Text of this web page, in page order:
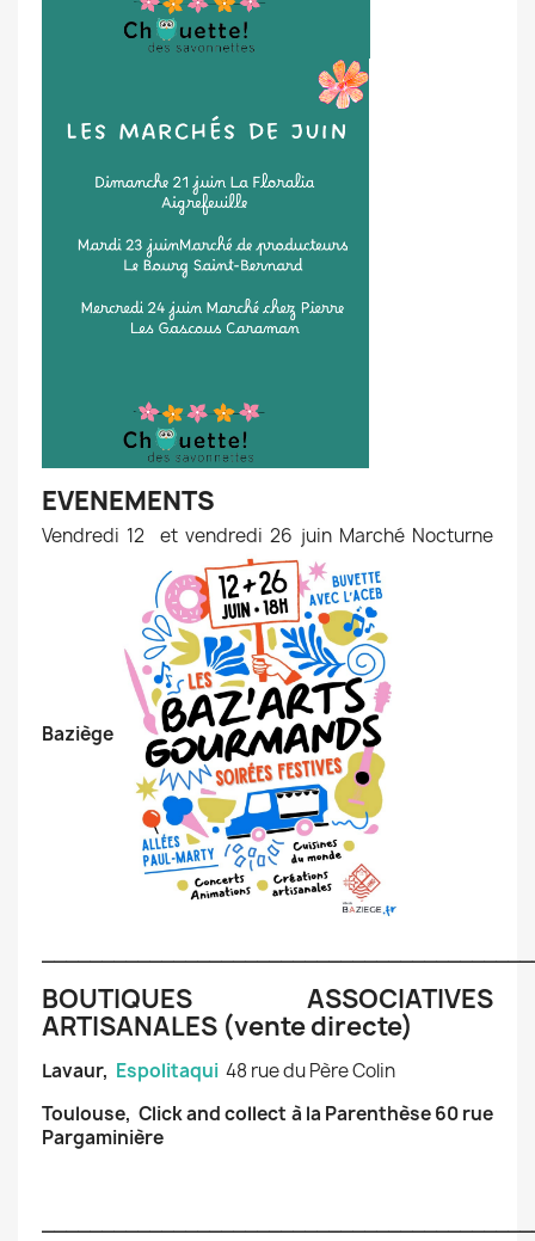
EVENEMENTS
Vendredi 12 et vendredi 26 juin Marché Nocturne
Baziège
BOUTIQUES ASSOCIATIVES
ARTISANALES (vente directe)
Lavaur, Espolitaqui 48 rue du Père Colin
Toulouse, Click and collect à la Parenthèse 60 rue
Pargaminière